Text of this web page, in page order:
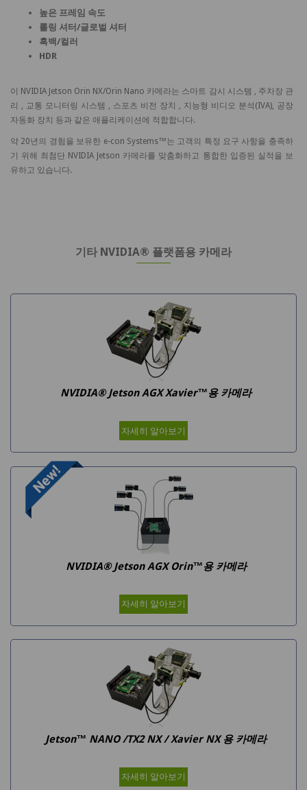
높은 프레임 속도
롤링 셔터/글로벌 셔터
흑백/컬러
HDR
이 NVIDIA Jetson Orin NX/Orin Nano 카메라는 스마트 감시 시스템 , 주차장 관
리 , 교통 모니터링 시스템 , 스포츠 비전 장치 , 지능형 비디오 분석(IVA), 공장
자동화 장치 등과 같은 애플리케이션에 적합합니다.
약 20년의 경험을 보유한 e-con Systems™는 고객의 특정 요구 사항을 충족하
기 위해 최첨단 NVIDIA Jetson 카메라를 맞춤화하고 통합한 입증된 실적을 보
유하고 있습니다.
기타 NVIDIA® 플랫폼용 카메라
NVIDIA® Jetson AGX Xavier™용 카메라
자세히 알아보기
NVIDIA® Jetson AGX Orin™용 카메라
자세히 알아보기
Jetson™ NANO /TX2 NX / Xavier NX 용 카메라
자세히 알아보기